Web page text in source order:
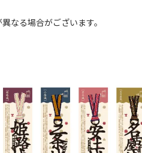
なる場合がございます。